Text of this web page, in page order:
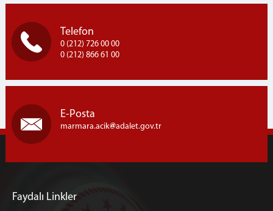
Bayrampaşa Otogarından Kampüse İETT-303B hattı ile
Marmara Ceza İnfaz Kurumları Kampusü, Semizkumlar
Mh. Silivri / İSTANBUL
Telefon
0 (212) 726 00 00
0 (212) 866 61 00
E-Posta
marmara.acik adalet.gov.tr
Faydalı Linkler